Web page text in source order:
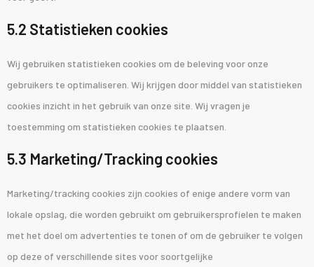
5.2 Statistieken cookies
Wij gebruiken statistieken cookies om de beleving voor onze
gebruikers te optimaliseren. Wij krijgen door middel van statistieken
cookies inzicht in het gebruik van onze site. Wij vragen je
toestemming om statistieken cookies te plaatsen.
5.3 Marketing/Tracking cookies
Marketing/tracking cookies zijn cookies of enige andere vorm van
lokale opslag, die worden gebruikt om gebruikersprofielen te maken
met het doel om advertenties te tonen of om de gebruiker te volgen
op deze of verschillende sites voor soortgelijke